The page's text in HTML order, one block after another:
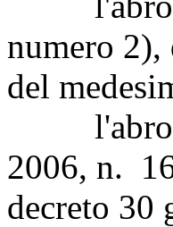
numero 2),
del
2006, n.
decreto 30